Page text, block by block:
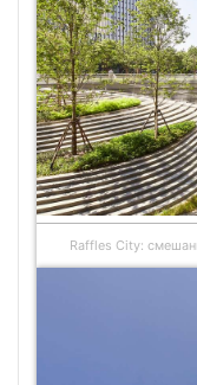
Raffles City: